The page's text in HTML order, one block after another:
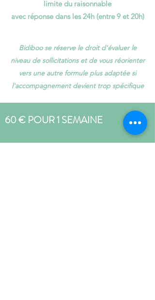
limite du raisonnable
avec réponse dans les 24h (entre 9 et 20h)
Bidiboo se réserve le droit d'évaluer le
niveau de sollicitations et de vous réorienter
vers une autre formule plus adaptée si
l'accompagnement devient trop spécifique
60 € POUR 1 SEMAINE